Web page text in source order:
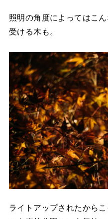
照明の角度によってはこ
受ける木も。
ライトアップされたから